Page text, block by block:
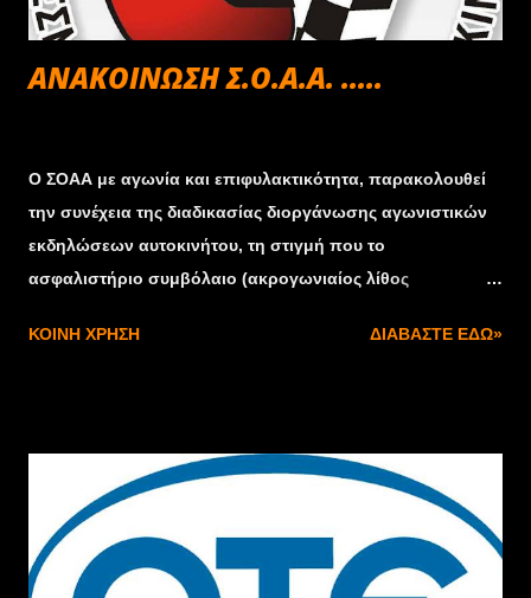
ANAKOINΩΣΗ Σ.Ο.Α.Α. .....
Ο ΣΟΑΑ με αγωνία και επιφυλακτικότητα, παρακολουθεί
την συνέχεια της διαδικασίας διοργάνωσης αγωνιστικών
εκδηλώσεων αυτοκινήτου, τη στιγμή που το
ασφαλιστήριο συμβόλαιο (ακρογωνιαίος λίθος
όποιο τρόπο με αυτούς) έχει ανασταλεί. Στην κατεύθυνση
γενικώς συμπεριλαμβάνει χρονομετρημένες
αναμετρήσεις), προκειμένου να αποφευχθεί η εμπλοκή
τους σε πλημμελώς ή εντελώς ανασφάλιστες
διοργανώσεις, που θα τους εκθέσουν σε ανυπολόγιστα
ΚΟΙΝΉ ΧΡΉΣΗ ΔΙΑΒΆΣΤΕ ΕΔΏ»